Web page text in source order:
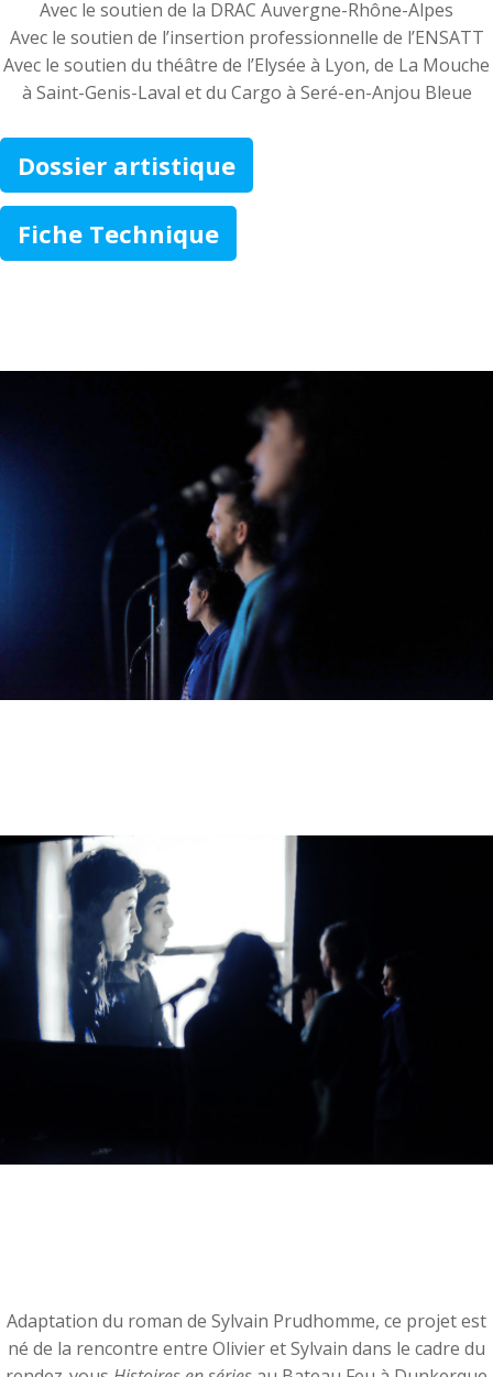
Avec le soutien de la DRAC Auvergne-Rhône-Alpes
Avec le soutien de l’insertion professionnelle de l’ENSATT
Avec le soutien du théâtre de l’Elysée à Lyon, de La Mouche
à Saint-Genis-Laval et du Cargo à Seré-en-Anjou Bleue
Dossier artistique
Fiche Technique
Adaptation du roman de Sylvain Prudhomme, ce projet est
né de la rencontre entre Olivier et Sylvain dans le cadre du